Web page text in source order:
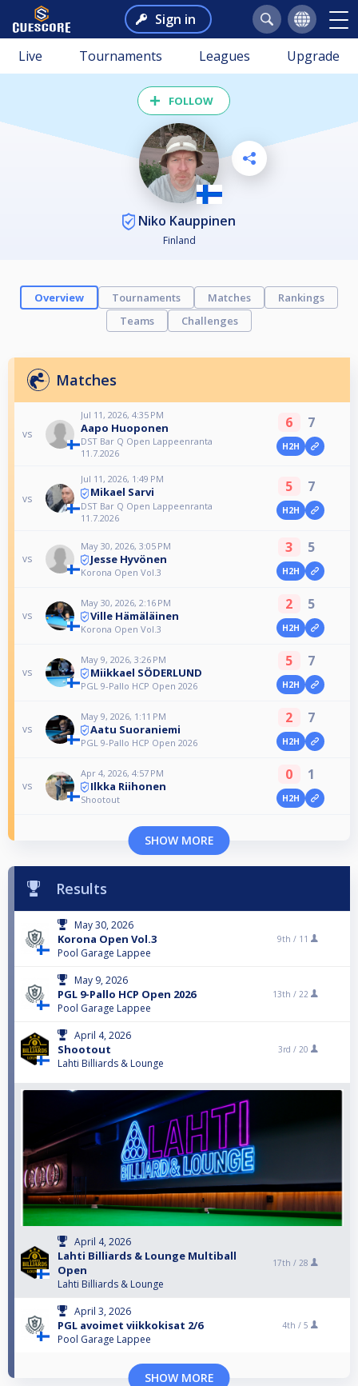
Sign in
Live Tournaments Leagues Upgrade
FOLLOW
Niko Kauppinen
Finland
Overview Tournaments Matches
Rankings
Teams
Challenges
Matches
vs
Jul 11, 2026, 4:35 PM
Aapo Huoponen
DST Bar Q Open Lappeenranta
11.7.2026
6 7
H2H
vs
Jul 11, 2026, 1:49 PM
Mikael Sarvi
DST Bar Q Open Lappeenranta
11.7.2026
5 7
H2H
vs
May 30, 2026, 3:05 PM
Jesse Hyvönen
Korona Open Vol.3
3 5
H2H
vs
May 30, 2026, 2:16 PM
Ville Hämäläinen
Korona Open Vol.3
2 5
H2H
vs
May 9, 2026, 3:26 PM
Miikkael SÖDERLUND
PGL 9-Pallo HCP Open 2026
5 7
H2H
vs
May 9, 2026, 1:11 PM
Aatu Suoraniemi
PGL 9-Pallo HCP Open 2026
2 7
H2H
vs
Apr 4, 2026, 4:57 PM
Ilkka Riihonen
Shootout
0 1
H2H
SHOW MORE
Results
May 30, 2026
Korona Open Vol.3
Pool Garage Lappee
9th / 11
May 9, 2026
PGL 9-Pallo HCP Open 2026
Pool Garage Lappee
13th / 22
April 4, 2026
Shootout
Lahti Billiards & Lounge
3rd / 20
April 4, 2026
Lahti Billiards & Lounge Multiball
Open
Lahti Billiards & Lounge
17th / 28
April 3, 2026
PGL avoimet viikkokisat 2/6
Pool Garage Lappee
4th / 5
SHOW MORE